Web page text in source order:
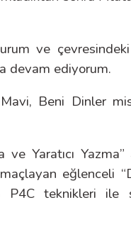
ve
devam ediyorum.
Beni Dinler
ve Yaratıcı
eğlenceli
teknikleri ile